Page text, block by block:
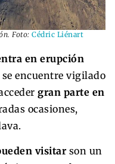
Foto: Cédric Liénart
en erupción
se encuentre vigilado
gran parte en
ocasiones,
visitarson un